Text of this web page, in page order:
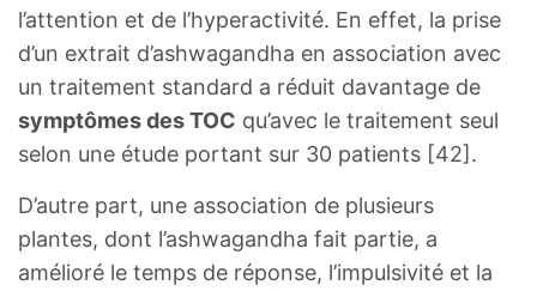
l’attention et de l’hyperactivité. En effet, la prise
d’un extrait d’ashwagandha en association avec
un traitement standard a réduit davantage de
symptômes des TOC qu’avec le traitement seul
selon une étude portant sur 30 patients [42].
D’autre part, une association de plusieurs
plantes, dont l’ashwagandha fait partie, a
amélioré le temps de réponse, l’impulsivité et la